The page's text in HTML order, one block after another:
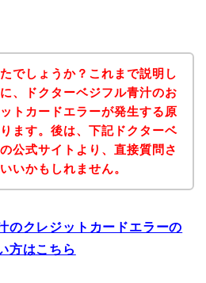
でしょうか？これまで説明し
、ドクターベジフル青汁のお
トカードエラーが発生する原
ます。後は、下記ドクターベ
公式サイトより、直接質問さ
いかもしれません。
のクレジットカードエラーの
方はこちら